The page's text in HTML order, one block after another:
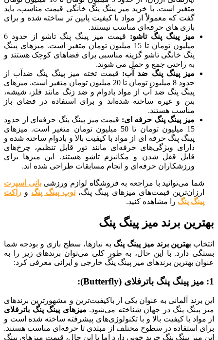
متغیر است. با خرید میز پینگ پنگ خانگی قیمت مناسب، باید
گفت که معمولاً از مواد با کیفیت پایین تر ساخته شده و برای
بازی های حرفه‌ای مناسب نیستند.
میز پینگ پنگ تاشو:
قیمت میز پینگ پنگ تاشو از حدود 6
میلیون تومان تا 15 میلیون تومان متغیر است. میزهای پینگ
پنگ خانگی تاشو گزینه مناسبی برای فضاهای کوچک هستند و
به راحتی جمع و حمل می شوند.
میز پینگ پنگ ضد آب:قیمت تخته میز پینگ پنگ ضدآب از
حدود 8 میلیون تومان تا 20 میلیون تومان متغیر است. میزهای
پینگ پنگ ضد آب از مواد بادوام و ضد زنگ مانند فلز، شیشه،
بتن و غیره ساخته شده‌اند و برای استفاده در فضای باز
مناسب هستند.
میز پینگ پنگ حرفه ای:قیمت میز پینگ پنگ حرفه‌ای از حدود
15 میلیون تومان تا 50 میلیون تومان متغیر است. میزهای
پینگ پنگ حرفه ای از مواد با کیفیت بالا و بادوام ساخته شده و
دارای ویژگی‌های حرفه‌ای مانند تور قابل تنظیم، چرخ‌های
قابل قفل شدن و مکانیزم تاشو هستند. این میزها برای
ورزشکاران حرفه‌ای و انجام مسابقات طراحی شده اند.
می‌توانید با مراجعه به فروشگاه لوازم ورزشیبانی اسپرت
قیمت‌های میزهای پینگ پنگ، توپ پینگ پنگوراکت
پنگرا مشاهده کنید.
برند میز پینگ پنگ
بهترین برند میز پینگ پنگبه نیازها، سطح بازی و بودجه شما
دارد. با این حال، به طور کلی می‌توان برندهای زیر را به
بهترین برندهای میز پینگ پنگ خارجی و ایرانی معرفی کرد:
آلمانی به عنوان یکی از باکیفیت‌ترین و مشهورترین برندهای
پنگ در جهان شناخته می‌شود.میزهای پینگ پنگ باترفلای
با کیفیت بالا و با تکنولوژی‌های پیشرفته ساخته شده است و
استفاده در سطوح مختلف از مبتدی تا حرفه‌ای مناسب هستند.
پینگ پنگ خرید خوبی دارد اما با این حال، قیمت میزهای پینگ